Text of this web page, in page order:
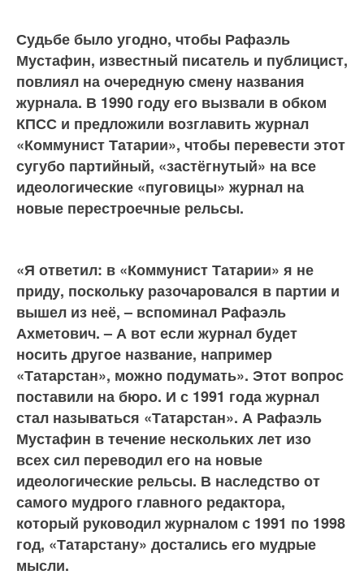
Судьбе было угодно, чтобы Рафаэль
Мустафин, известный писатель и публицист,
повлиял на очередную смену названия
журнала. В 1990 году его вызвали в обком
КПСС и предложили возглавить журнал
«Коммунист Татарии», чтобы перевести этот
сугубо партийный, «застёгнутый» на все
идеологические «пуговицы» журнал на
новые перестроечные рельсы.
«Я ответил: в «Коммунист Татарии» я не
приду, поскольку разочаровал­ся в партии и
вышел из неё, – вспоминал Рафаэль
Ахметович. – А вот если журнал будет
носить другое название, например
«Татарстан», можно подумать». Этот вопрос
поставили на бюро. И с 1991 года журнал
стал назы­ваться «Татарстан». А Рафаэль
Мустафин в течение нескольких лет изо
всех сил переводил его на новые
идеологические рельсы. В наследство от
самого мудрого главного редактора,
который руководил журналом с 1991 по 1998
год, «Татарстану» достались его мудрые
мысли.